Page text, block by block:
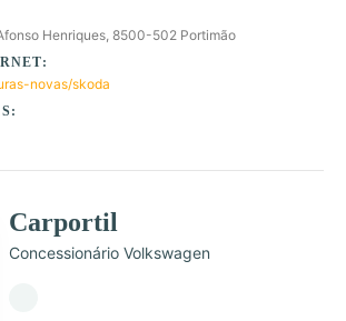
Henriques, 8500-502 Portimão
novas/skoda
Carportil
Concessionário Volkswagen